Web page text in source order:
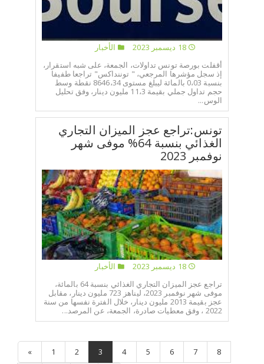
18 ديسمبر 2023
الأخبار
أقفلت بورصة تونس تداولات، الجمعة، على شبه استقرار،
إذ سجل مؤشرها المرجعي، " توننداكس" تراجعا طفيفا
بنسبة 0،03 بالمائة ليبلغ مستوى 8646،34 نقطة وسط
حجم تداول جملي بقيمة 11،3 مليون دينار، وفق تحليل
الوس...
تونس:تراجع عجز الميزان التجاري
الغذائي بنسبة 64% موفى شهر
نوفمبر 2023
18 ديسمبر 2023
الأخبار
تراجع عجز الميزان التجاري الغذائي بنسبة 64 بالمائة،
موفى شهر نوفمبر 2023، ليناهز 723 مليون دينار، مقابل
عجز بقيمة 2013 مليون دينار، خلال الفترة نفسها من سنة
2022 ، وفق معطيات صادرة، الجمعة، عن المرصد...
« 1 2 3 4 5 6 7 8